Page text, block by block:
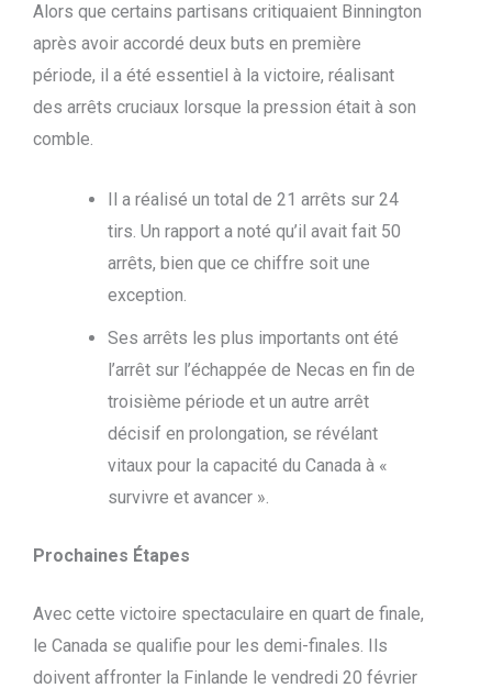
Alors que certains partisans critiquaient Binnington
après avoir accordé deux buts en première
période, il a été essentiel à la victoire, réalisant
des arrêts cruciaux lorsque la pression était à son
comble.
Il a réalisé un total de 21 arrêts sur 24
tirs. Un rapport a noté qu’il avait fait 50
arrêts, bien que ce chiffre soit une
exception.
Ses arrêts les plus importants ont été
l’arrêt sur l’échappée de Necas en fin de
troisième période et un autre arrêt
décisif en prolongation, se révélant
vitaux pour la capacité du Canada à «
survivre et avancer ».
Prochaines Étapes
Avec cette victoire spectaculaire en quart de finale,
le Canada se qualifie pour les demi-finales. Ils
doivent affronter la Finlande le vendredi 20 février